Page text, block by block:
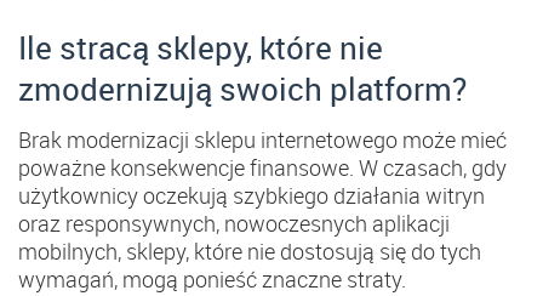
Ile stracą sklepy, które nie
zmodernizują swoich platform?
Brak modernizacji sklepu internetowego może mieć
poważne konsekwencje finansowe. W czasach, gdy
użytkownicy oczekują szybkiego działania witryn
oraz responsywnych, nowoczesnych aplikacji
mobilnych, sklepy, które nie dostosują się do tych
wymagań, mogą ponieść znaczne straty.